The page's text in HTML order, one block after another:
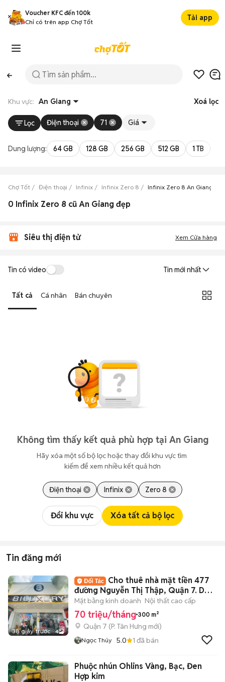
Voucher KFC đến 100k
Chỉ có trên app Chợ Tốt
Tải app
Khu vực: An Giang Xoá lọc
Lọc Điện thoại 71 Giá
Dung lượng: 64 GB 128 GB 256 GB 512 GB 1 TB
Chợ Tốt Điện thoại Infinix Infinix Zero 8 Infinix Zero 8 An Giang
0 Infinix Zero 8 cũ An Giang đẹp
Siêu thị điện tử Xem Cửa hàng
Tin có video Tin mới nhất
Tất cả Cá nhân Bán chuyên
Không tìm thấy kết quả phù hợp tại An Giang
Hãy xóa một số bộ lọc hoặc thay đổi khu vực tìm
kiếm để xem nhiều kết quả hơn
Điện thoại Infinix Zero 8
Đổi khu vực Xóa tất cả bộ lọc
Tin đăng mới
38 giây trước 4
Cho thuê nhà mặt tiền 477
đường Nguyễn Thị Thập, Quận 7. DT:
10x30m
Mặt bằng kinh doanh Nội thất cao cấp
70 triệu/tháng 300 m²
Quận 7 (P. Tân Hưng mới)
Ngọc Thúy 5.0 1 đã bán
Phuộc nhún Ohlins Vàng, Bạc, Đen
Hợp kim